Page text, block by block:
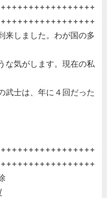
来しました。わが国の多
な気がします。現在の私
武士は、年に４回だった